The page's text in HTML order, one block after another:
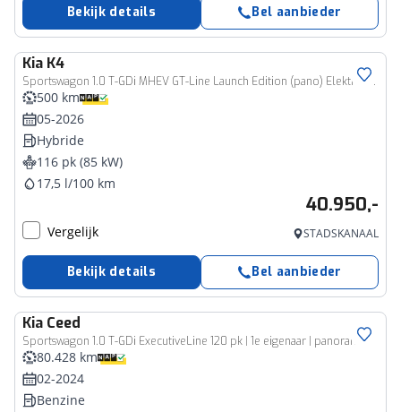
Bekijk details Bel aanbieder
Kia K4
Sportswagon 1.0 T-GDi MHEV GT-Line Launch Edition (pano) Elektrische Bestuurdersstoel - Stoel-/Stuurverwarming - Adaptieve Cruise Control - Climate Control - 7 Jaar of 150.000km Fabrieksgarantie
500 km
05-2026
Hybride
116 pk (85 kW)
17,5 l/100 km
40.950,-
Vergelijk STADSKANAAL
Bekijk details Bel aanbieder
Kia Ceed
Sportswagon 1.0 T-GDi ExecutiveLine 120 pk | 1e eigenaar | panoramadak | digitale cockpit | navigatie | camera | BTW auto
80.428 km
02-2024
Benzine